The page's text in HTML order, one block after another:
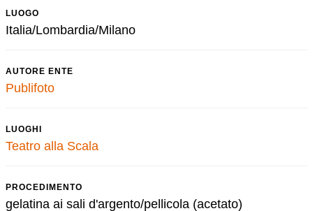
LUOGO
Italia/Lombardia/Milano
AUTORE ENTE
Publifoto
LUOGHI
Teatro alla Scala
PROCEDIMENTO
gelatina ai sali d'argento/pellicola (acetato)